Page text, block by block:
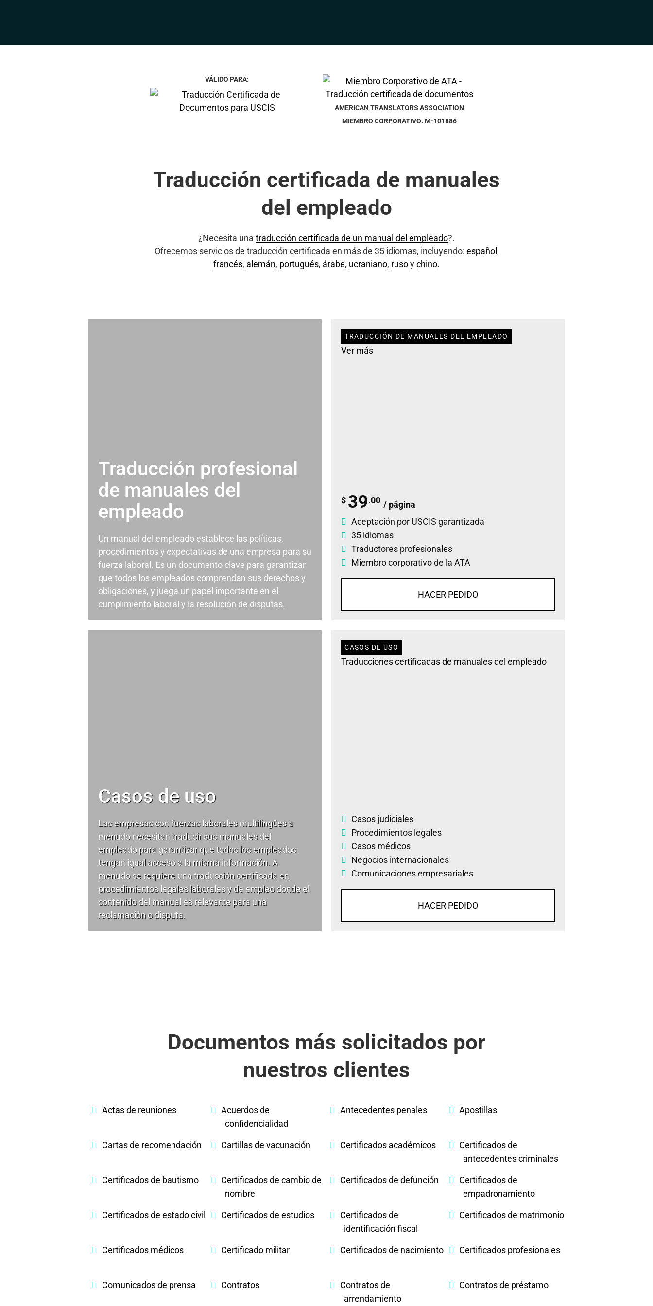
VÁLIDO PARA:
AMERICAN TRANSLATORS ASSOCIATION
MIEMBRO CORPORATIVO: M-101886
Traducción certificada de manuales
del empleado
¿Necesita una traducción certificada de un manual del empleado?.
Ofrecemos servicios de traducción certificada en más de 35 idiomas, incluyendo: español ,
francés, alemán, portugués, árabe, ucraniano, rusoychino.
Traducción profesional
de manuales del
empleado
Un manual del empleado establece las políticas,
procedimientos y expectativas de una empresa para su
fuerza laboral. Es un documento clave para garantizar
que todos los empleados comprendan sus derechos y
obligaciones, y juega un papel importante en el
cumplimiento laboral y la resolución de disputas.
TRADUCCIÓN DE MANUALES DEL EMPLEADO
Ver más
$ 39.00 / página
Aceptación por USCIS garantizada
35 idiomas
Traductores profesionales
Miembro corporativo de la ATA
HACER PEDIDO
Casos de uso
Las empresas con fuerzas laborales multilingües a
menudo necesitan traducir sus manuales del
empleado para garantizar que todos los empleados
tengan igual acceso a la misma información. A
menudo se requiere una traducción certificada en
procedimientos legales laborales y de empleo donde el
contenido del manual es relevante para una
reclamación o disputa.
CASOS DE USO
Traducciones certificadas de manuales del empleado
Casos judiciales
Procedimientos legales
Casos médicos
Negocios internacionales
Comunicaciones empresariales
HACER PEDIDO
Documentos más solicitados por
nuestros clientes
Actas de reuniones
Acuerdos de
confidencialidad
Antecedentes penales Apostillas
Cartas de recomendación Cartillas de vacunación Certificados académicos
Certificados de
antecedentes criminales
Certificados de bautismo
Certificados de cambio de
nombre
Certificados de defunción
Certificados de
empadronamiento
Certificados de estado civil Certificados de estudios
Certificados de
identificación fiscal
Certificados de matrimonio
Certificados médicos Certificado militar Certificados de nacimiento Certificados profesionales
Comunicados de prensa Contratos
Contratos de
arrendamiento
Contratos de préstamo